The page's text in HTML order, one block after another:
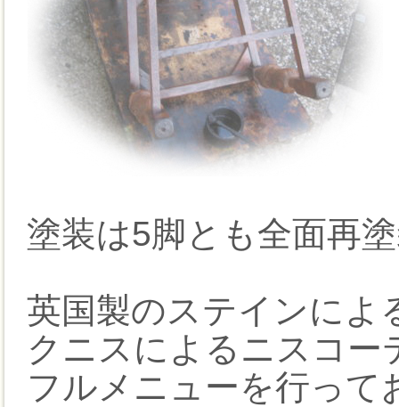
塗装は5脚とも全面再
英国製のステインによ
クニスによるニスコー
フルメニューを行って